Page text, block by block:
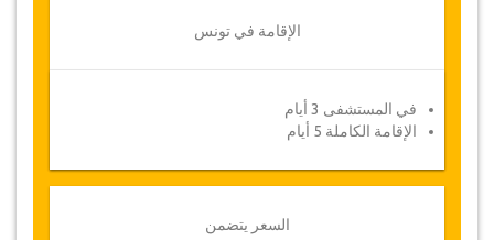
الإقامة في تونس
في المستشفى 3 أيام
الإقامة الكاملة 5 أيام
السعر يتضمن